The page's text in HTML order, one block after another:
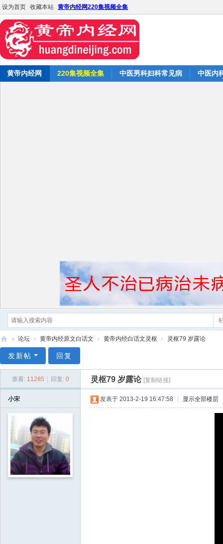
设为首页 收藏本站 黄帝内经网220集视频全集
黄帝内经网 220集视频全集 中医男科妇科常见病 中医内
帝
» 论坛 › 黄帝内经原文白话文 › 黄帝内经白话文灵枢 › 灵枢79 岁露论
发新帖 回复
查看: 11285 回复: 0 灵枢79 岁露论 [复制链接]
小宋 发表于 2013-2-19 16:47:58 显示全部楼层